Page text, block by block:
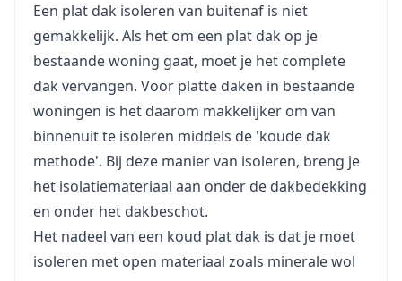
Een plat dak isoleren van buitenaf is niet
gemakkelijk. Als het om een plat dak op je
bestaande woning gaat, moet je het complete
dak vervangen. Voor platte daken in bestaande
woningen is het daarom makkelijker om van
binnenuit te isoleren middels de 'koude dak
methode'. Bij deze manier van isoleren, breng je
het isolatiemateriaal aan onder de dakbedekking
en onder het dakbeschot.
Het nadeel van een koud plat dak is dat je moet
isoleren met open materiaal zoals minerale wol